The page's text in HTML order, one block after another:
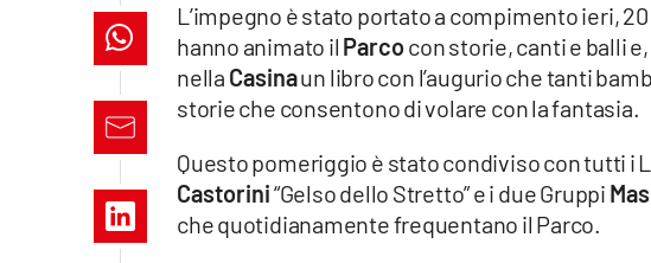
lacapitalenews.it
L’impegno è stato portato a compimento ieri,
hanno animato il Parcocon storie, canti e balli
nella Casinaun libro con l’augurio che tanti
storie che consentono di volare con la fantasia.
Questo pomeriggio è stato condiviso con tutti i
Castorini“Gelso dello Stretto” e i due Gruppi
che quotidianamente frequentano il Parco.